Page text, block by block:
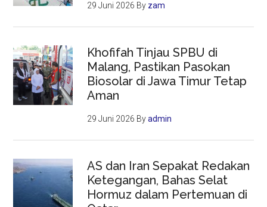
29 Juni 2026 By zam
Khofifah Tinjau SPBU di
Malang, Pastikan Pasokan
Biosolar di Jawa Timur Tetap
Aman
29 Juni 2026 Byadmin
AS dan Iran Sepakat Redakan
Ketegangan, Bahas Selat
Hormuz dalam Pertemuan di